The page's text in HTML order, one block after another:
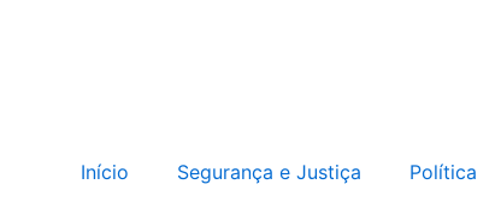
Início Segurança e Justiça Política